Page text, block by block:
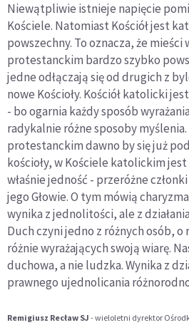
Niewątpliwie istnieje napięcie
Kościele. Natomiast Kościół jest
powszechny. To oznacza, że mieści
protestanckim bardzo szybko
jedne odłączają się od drugich z
nowe Kościoły. Kościół katolicki
- bo ogarnia każdy sposób
radykalnie różne sposoby
protestanckim dawno by się już
kościoły, w Kościele katolickim jest
właśnie jedność - przeróżne
jego Głowie. O tym mówią
wynika z jednolitości, ale z
Duch czyni jedno z różnych osób, o
różnie wyrażających swoją wiarę.
duchowa, a nie ludzka. Wynika z
prawnego ujednolicania
Remigiusz Recław SJ - wieloletni dyrektor